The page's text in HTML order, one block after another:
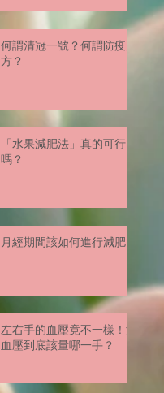
何謂清冠一號？何謂防疫處
方？
「水果減肥法」真的可行
嗎？
月經期間該如何進行減肥？
左右手的血壓竟不一樣！測
血壓到底該量哪一手？